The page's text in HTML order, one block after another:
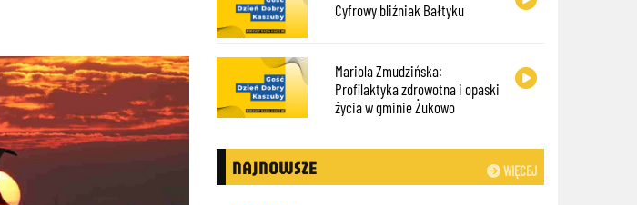
Cyfrowy bliźniak Bałtyku
Mariola Zmudzińska:
Profilaktyka zdrowotna i opaski
życia w gminie Żukowo
WIĘCEJ
NAJNOWSZE